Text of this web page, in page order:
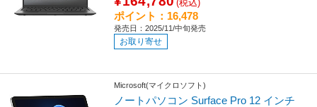
(税込)
ポイント：16,478
発売日：2025/11/中旬発売
お取り寄せ
Microsoft(マイクロソフト)
ノートパソコン Surface Pro 12 インチ